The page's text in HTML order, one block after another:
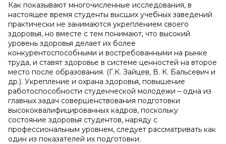
Как показывают многочисленные исследования, в
настоящее время студенты высших учебных заведений
практически не занимаются укреплением своего
здоровья, но вместе с тем понимают, что высокий
уровень здоровья делает их более
конкурентоспособными и востребованными на рынке
труда, и ставят здоровье в системе ценностей на второе
место после образования. (Г.К. Зайцев, В. К. Бальсевич и
др.). Укрепление и охрана здоровья, повышение
работоспособности студенческой молодежи – одна из
главных задач совершенствования подготовки
высококвалифицированных кадров, поскольку
состояние здоровья студентов, наряду с
профессиональным уровнем, следует рассматривать как
один из показателей их подготовки.